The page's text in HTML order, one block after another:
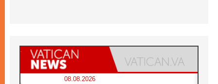
08.08.2026